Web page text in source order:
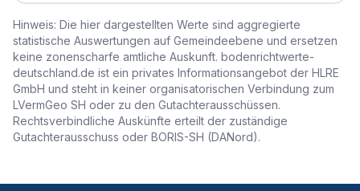
Hinweis: Die hier dargestellten Werte sind aggregierte
statistische Auswertungen auf Gemeindeebene und ersetzen
keine zonenscharfe amtliche Auskunft. bodenrichtwerte-
deutschland.de ist ein privates Informationsangebot der HLRE
GmbH und steht in keiner organisatorischen Verbindung zum
LVermGeo SH oder zu den Gutachterausschüssen.
Rechtsverbindliche Auskünfte erteilt der zuständige
Gutachterausschuss oder BORIS-SH (DANord).